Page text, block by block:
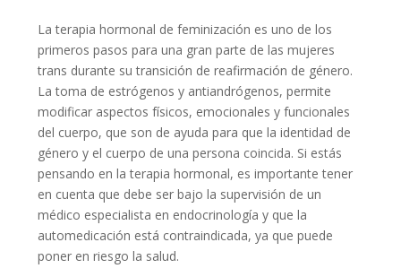
La terapia hormonal de feminización es uno de los
primeros pasos para una gran parte de las mujeres
trans durante su transición de reafirmación de género.
La toma de estrógenos y antiandrógenos, permite
modificar aspectos físicos, emocionales y funcionales
del cuerpo, que son de ayuda para que la identidad de
género y el cuerpo de una persona coincida. Si estás
pensando en la terapia hormonal, es importante tener
en cuenta que debe ser bajo la supervisión de un
médico especialista en endocrinología y que la
automedicación está contraindicada, ya que puede
poner en riesgo la salud.